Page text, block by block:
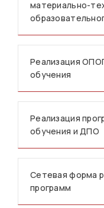
материально-
Реализация
обучения
Реализация
обучения и ДПО
Сетевая форма
программ